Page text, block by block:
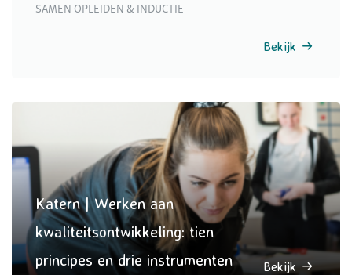
SAMEN OPLEIDEN & INDUCTIE
Bekijk
Katern | Werken aan
kwaliteitsontwikkeling: tien
principes en drie instrumenten
Bekijk